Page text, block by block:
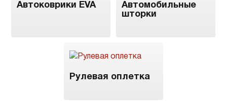
Автоковрики EVA
Автомобильные
шторки
Рулевая оплетка